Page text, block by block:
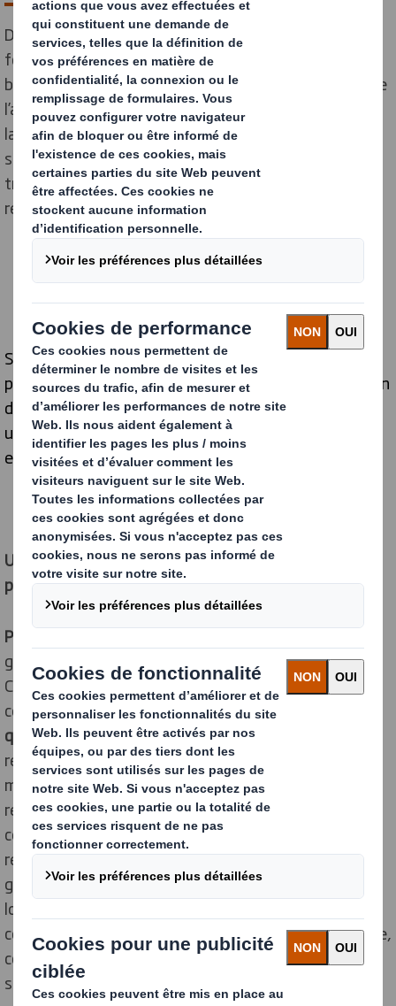
DS Smith, une société d'International Paper,
fournisseur leader de solutions d'emballage durables à
base de fibres de cellulose et SOMFY, leader mondial de
l’automatisation des ouvertures et des fermetures de
la maison et du bâtiment, lancent sur le marché une
solution en carton entièrement recyclable pour le
transport de moteurs de volets roulants en
remplacement de cales en polystyrène.
Sans rien céder sur la qualité de la protection des
produits, DS Smith et SOMFY ont relevé ce défi, avec un
déploiement opérationnel à grande échelle qui marque
une étape concrète dans la transition vers des
emballages industriels plus durables et circulaires.
Une solution industrielle standardisée, adaptable et
performante
Produites en cannelure EE Kraft, les cales carton
garantissent robustesse et tenue dans le temps.
Conçu pour être modulable, le système permet de
couvrir34 longueurs de moteurs et de s’adapter à
quatre formats de caisses, contribuant ainsi à une
réduction significative de la complexité logistique. Le
montage, simple et rapide, est développé pour
répondre aux cadences industrielles. En parallèle, la
compacité du carton par rapport au PSE permet une
réduction significative des volumes de stockage,
générant un gain d’espace immédiat sur les sites
logistiques. À l’issue d’une commande d’essai
concluante, le projet est entré en phase opérationnelle,
confirmant la performance en conditions réelles de la
solution.